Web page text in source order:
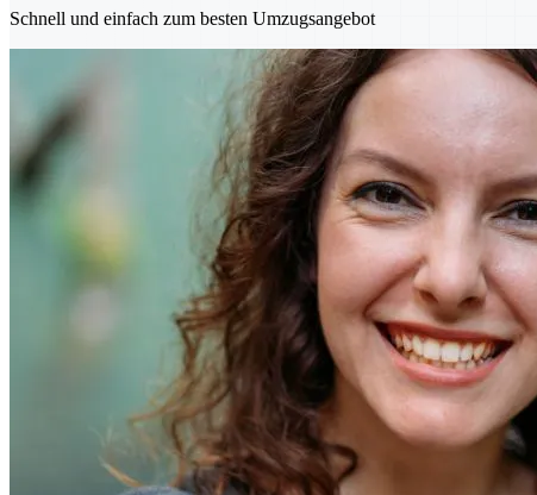
Schnell und einfach zum besten Umzugsangebot